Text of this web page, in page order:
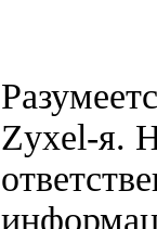
Zyxel-я.